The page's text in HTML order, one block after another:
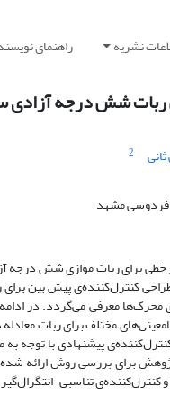
نشریه راهنمای
شش درجه آزادی
2
فردوسی مشهد
برای ربات موازی شش درجه
کنترل‌کننده‌ی پیش بین
محرک‌ها معرفی می‌گردد. در
مختلف برای ربات معادله
پیشنهادی با
برای بررسی روش ارائه
تناسبی-